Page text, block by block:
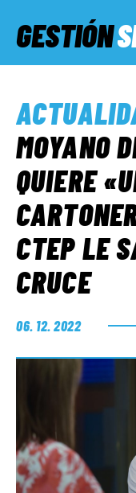
GESTIÓN
SERVICIOS
INFORMES
FUERA DE
MOYANO
QUIERE
CTEP LE
CRUCE
06. 12. 2022